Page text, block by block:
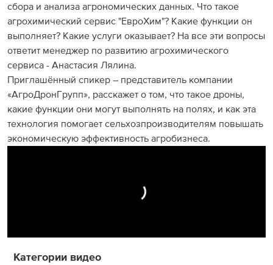
сбора и анализа агрономических данных. Что такое
агрохимический сервис "ЕвроХим"? Какие функции он
выполняет? Какие услуги оказывает? На все эти вопросы
ответит менеджер по развитию агрохимического
сервиса - Анастасия Лялина.
Приглашённый спикер – представитель компании
«АгроДронГрупп», расскажет о том, что такое дроны,
какие функции они могут выполнять на полях, и как эта
технология помогает сельхозпроизводителям повышать
экономическую эффективность агробизнеса.
Категории видео